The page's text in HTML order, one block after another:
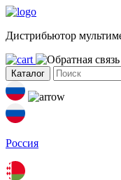
Дистрибьютор
Каталог
Россия